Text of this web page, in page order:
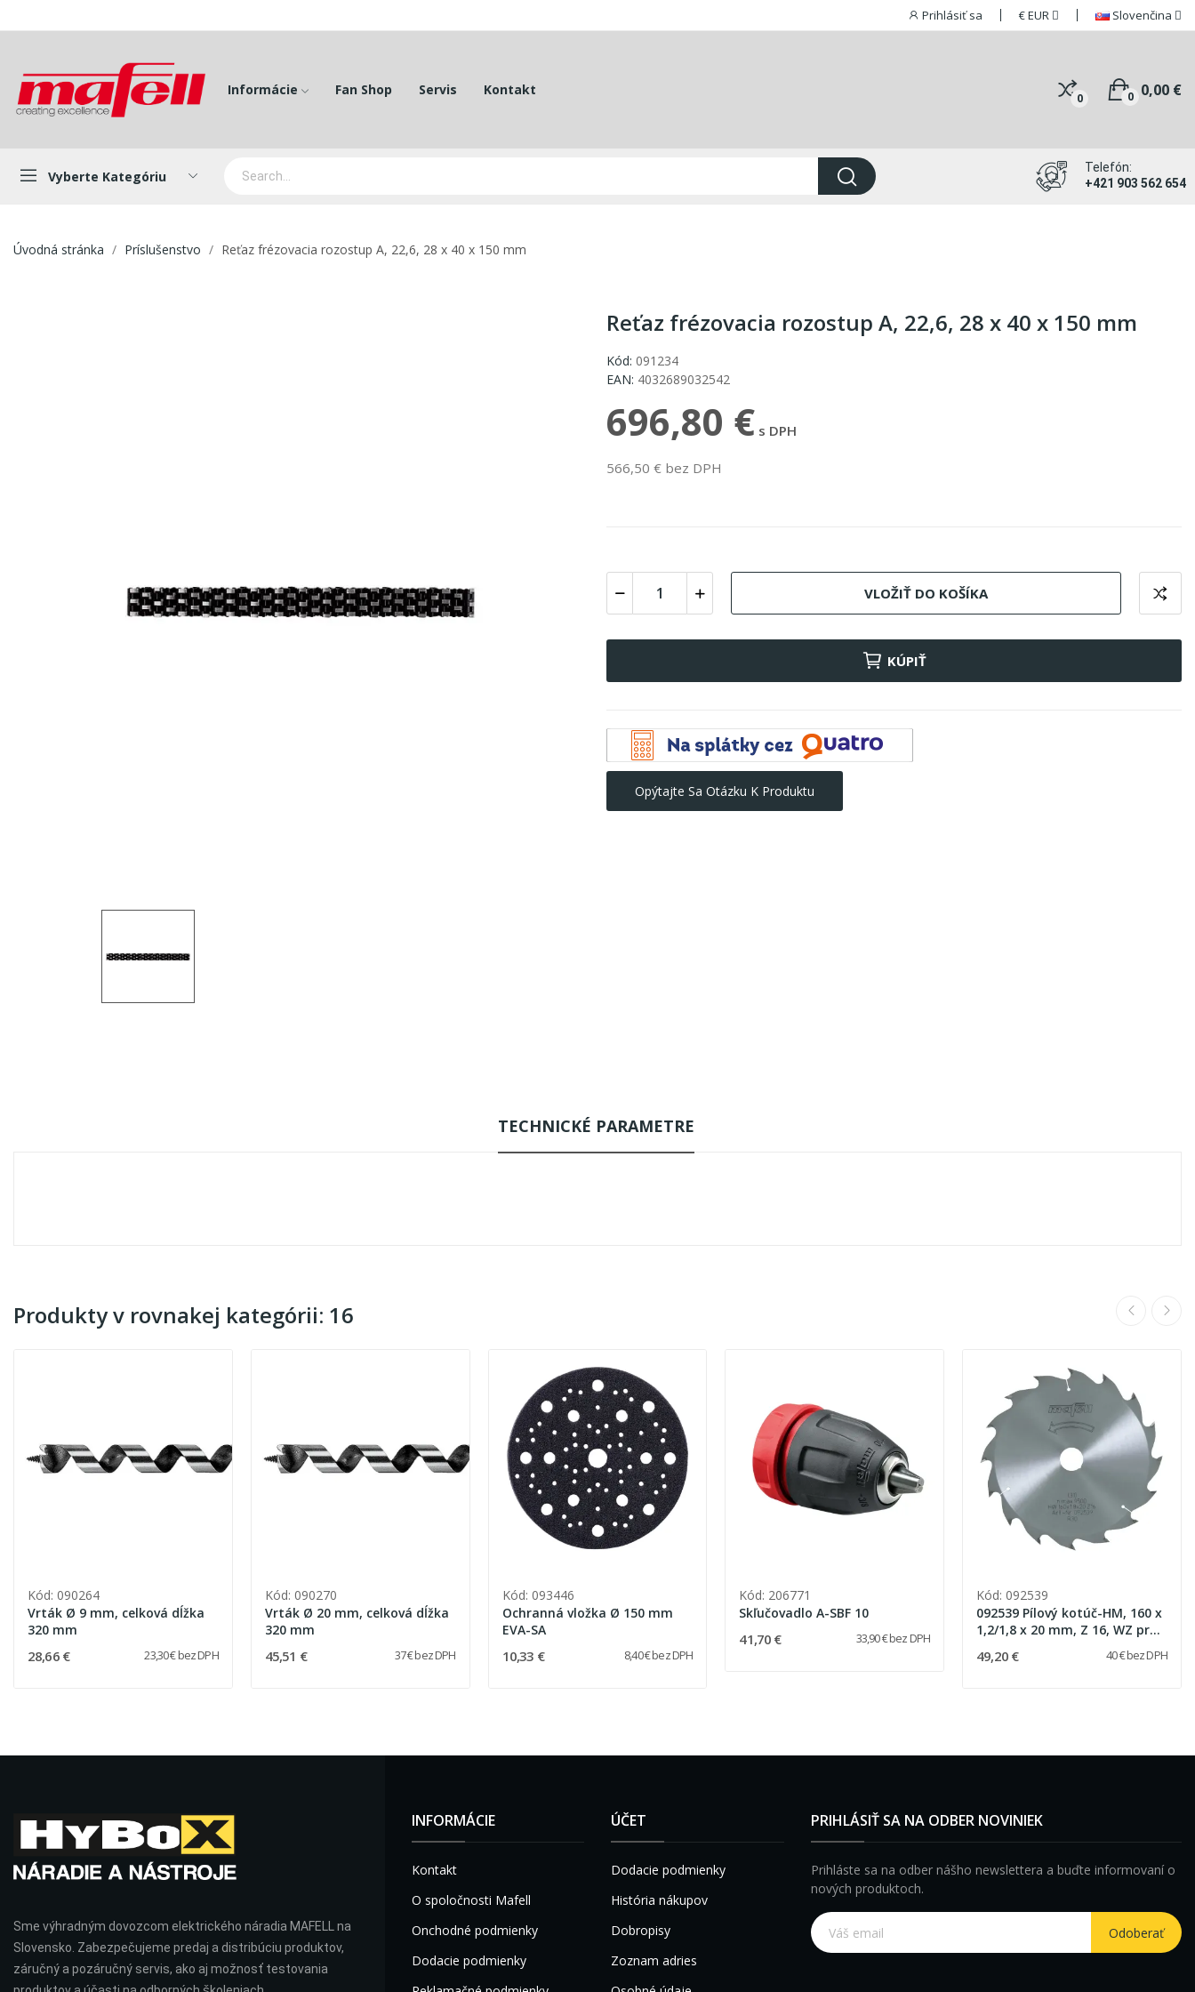
Prihlásiť sa €EUR Slovenčina
Informácie Fan Shop Servis Kontakt
0 0,00 €
0
Vyberte Kategóriu
Telefón:
+421 903 562 654
Úvodná stránka Príslušenstvo Reťaz frézovacia rozostup A, 22,6, 28 x 40 x 150 mm
Reťaz frézovacia rozostup A, 22,6, 28 x 40 x 150 mm
Kód: 091234
EAN: 4032689032542
696,80 € s DPH
566,50 € bez DPH
VLOŽIŤ DO KOŠÍKA
KÚPIŤ
Opýtajte Sa Otázku K Produktu
TECHNICKÉ PARAMETRE
Produkty v rovnakej kategórii: 16
Kód: 090264
Vrták Ø 9 mm, celková dĺžka
320 mm
28,66 € 23,30 € bez DPH
Kód: 090270
Vrták Ø 20 mm, celková dĺžka
320 mm
45,51 € 37 € bez DPH
Kód: 093446
Ochranná vložka Ø 150 mm
EVA-SA
10,33 € 8,40 € bez DPH
Kód: 206771
Skľučovadlo A-SBF 10
41,70 € 33,90 € bez DPH
Kód: 092539
092539 Pílový kotúč-HM, 160 x
1,2/1,8 x 20 mm, Z 16, WZ pre
49,20 € 40 € bez DPH
Sme výhradným dovozcom elektrického náradia MAFELL na
Slovensko. Zabezpečujeme predaj a distribúciu produktov,
záručný a pozáručný servis, ako aj možnosť testovania
INFORMÁCIE
Kontakt
O spoločnosti Mafell
Onchodné podmienky
Dodacie podmienky
ÚČET
Dodacie podmienky
História nákupov
Dobropisy
Zoznam adries
PRIHLÁSIŤ SA NA ODBER NOVINIEK
Prihláste sa na odber nášho newslettera a buďte informovaní o
nových produktoch.
Odoberať